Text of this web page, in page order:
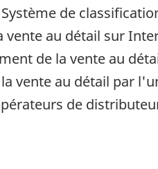
de
vente au détail sur
de la vente au
vente au détail par
de